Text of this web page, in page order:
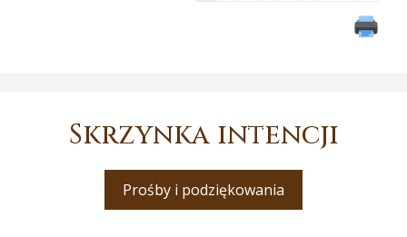
Skrzynka intencji
Prośby i podziękowania